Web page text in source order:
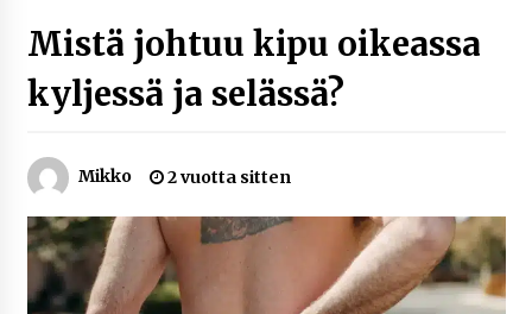
Ali Leiniö vankila – mitä väitteistä tiedetään?
4 päivää sitten
Matti Koivisto toimittaja ikä – mitä Ylen
5 päivää sitten
Netflix, YouTube, TikTok, pelit ja nettikasinot
osana samaa ilmiötä
Mistä johtuu kipu oikeassa
kyljessä ja selässä?
Mikko 2 vuotta sitten